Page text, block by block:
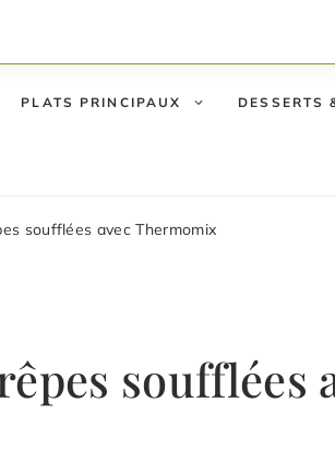
PLATS PRINCIPAUX DESSERTS
soufflées avec Thermomix
soufflées